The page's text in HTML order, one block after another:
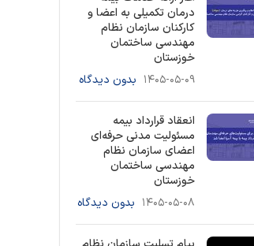
درمان تکمیلی به اعضا و
کارکنان سازمان نظام
مهندسی ساختمان
خوزستان
۱۴۰۵-۰۵-۰۹ بدون دیدگاه
انعقاد قرارداد بیمه
مسئولیت مدنی حرفه‌ای
اعضای سازمان نظام
مهندسی ساختمان
خوزستان
۱۴۰۵-۰۵-۰۸ بدون دیدگاه